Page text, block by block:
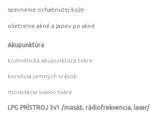
spevnenie ochabnutej kože
ošetrenie akné a jaziev po akné
Akupunktúra
kozmetická akupunktúra tváre
korekcia jemných vrások
modulácia svalov tváre
LPG PRÍSTROJ 3v1 /masáž, rádiofrekvencia, laser/